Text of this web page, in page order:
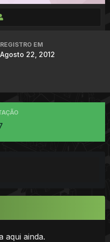
REGISTRO EM
Agosto 22, 2012
aqui ainda.